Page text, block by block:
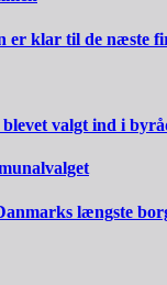
er klar til de næste
valgt ind i
længste